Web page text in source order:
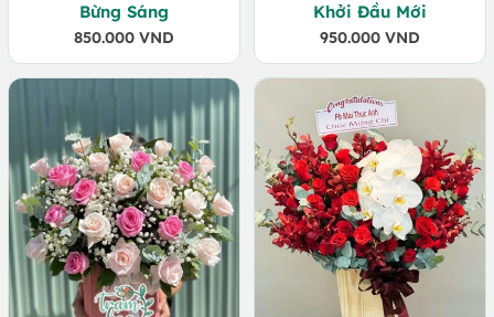
Bừng Sáng
850.000 VND
Khởi Đầu Mới
950.000 VND